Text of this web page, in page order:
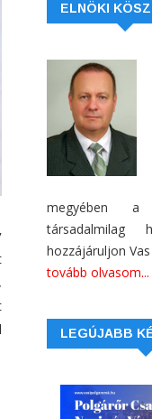
ELNÖKI
megyében a
társadalmilag
hozzájáruljon
tovább olvasom...
LEGÚJABB